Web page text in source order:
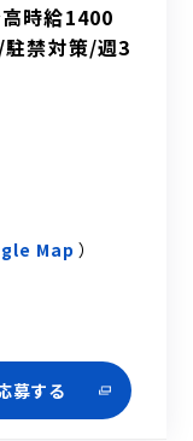
高時給1400
禁対策/週3
Map ）
募する